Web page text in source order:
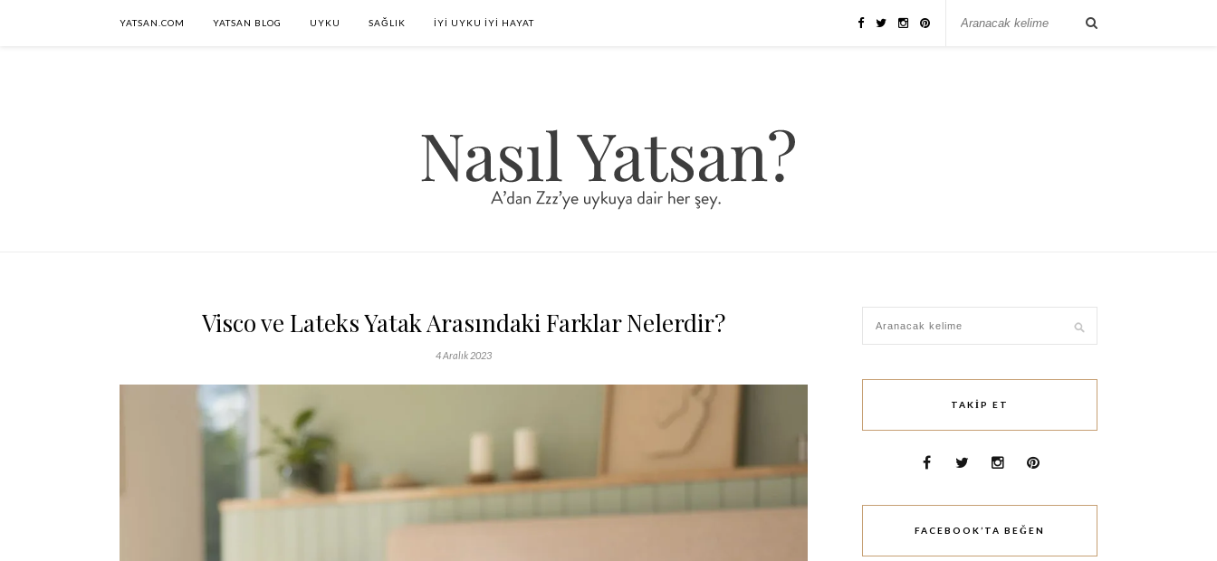
YATSAN.COM YATSAN BLOG UYKU SAĞLIK İYİ UYKU İYİ HAYAT
Visco ve Lateks Yatak Arasındaki Farklar Nelerdir?
4 Aralık 2023
TAKIP ET
FACEBOOK’TA BEĞEN